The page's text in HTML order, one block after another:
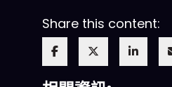
Share this content: